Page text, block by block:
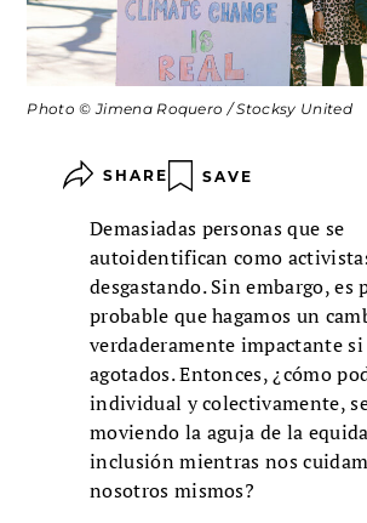
Photo © Jimena Roquero / Stocksy United
SHARE SAVE
Demasiadas personas que se
autoidentifican como
desgastando. Sin embargo, es
probable que hagamos un
verdaderamente impactante si
agotados. Entonces, ¿cómo
individual y colectivamente,
moviendo la aguja de la
inclusión mientras nos
nosotros mismos?